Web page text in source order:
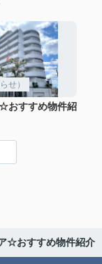
せ）
おすすめ物件紹
☆おすすめ物件紹介